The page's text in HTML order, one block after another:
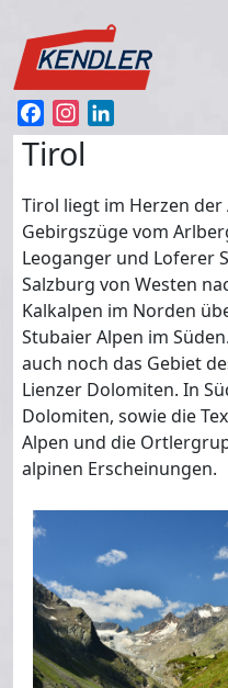
FacebookInstagram
Tirol
Tirol liegt im Herzen
Gebirgszüge vom
Leoganger und Loferer
Salzburg von Westen
Kalkalpen im Norden
Stubaier Alpen im
auch noch das Gebiet
Lienzer Dolomiten. In
Dolomiten, sowie die
Alpen und die
alpinen Erscheinungen.